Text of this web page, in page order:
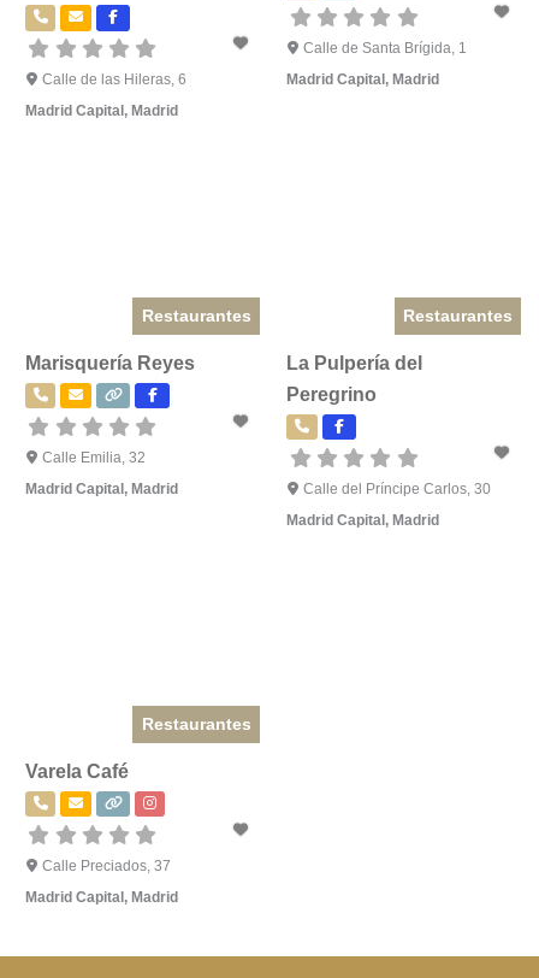
Calle de las Hileras, 6
Madrid Capital , Madrid
Calle de Santa Brígida, 1
Madrid Capital , Madrid
Restaurantes
Marisquería Reyes
Calle Emilia, 32
Madrid Capital, Madrid
Restaurantes
La Pulpería del
Peregrino
Calle del Príncipe Carlos, 30
Madrid Capital,Madrid
Restaurantes
Varela Café
Calle Preciados, 37
Madrid Capital , Madrid